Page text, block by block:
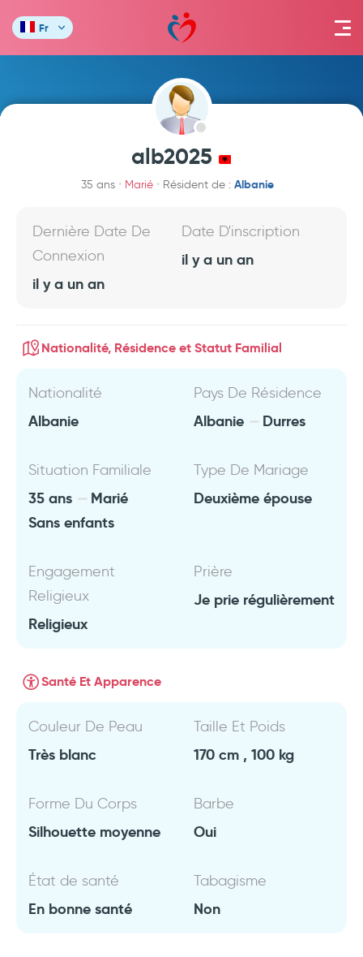
Fr
alb2025
35 ans Marié Résident de : Albanie
Dernière Date De
Connexion
il y a un an
Date D'inscription
il y a un an
Nationalité, Résidence et Statut Familial
Nationalité
Albanie
Pays De Résidence
Albanie Durres
Situation Familiale
35 ans
Marié
Sans enfants
Type De Mariage
Deuxième épouse
Engagement
Religieux
Religieux
Prière
Je prie régulièrement
Santé Et Apparence
Couleur De Peau
Très blanc
Taille Et Poids
170 cm , 100 kg
Forme Du Corps
Silhouette moyenne
Barbe
Oui
État de santé
En bonne santé
Tabagisme
Non